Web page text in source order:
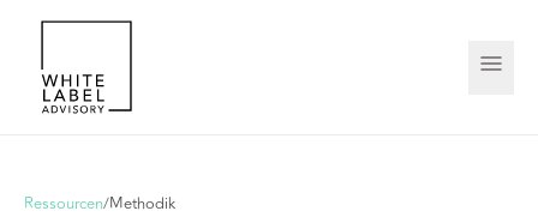
Ressourcen/Methodik